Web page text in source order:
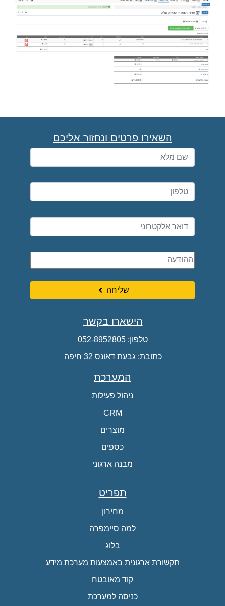
השאירו פרטים ונחזור אליכם
שליחה
הישארו בקשר
טלפון:
כתובת: גבעת דאונס 32 חיפה
המערכת
ניהול פעילות
CRM
מוצרים
כספים
מבנה ארגוני
תפריט
מחירון
למה סיימפרה
בלוג
תקשורת ארגונית באמצעות מערכת מידע
קוד מאובטח
כניסה למערכת